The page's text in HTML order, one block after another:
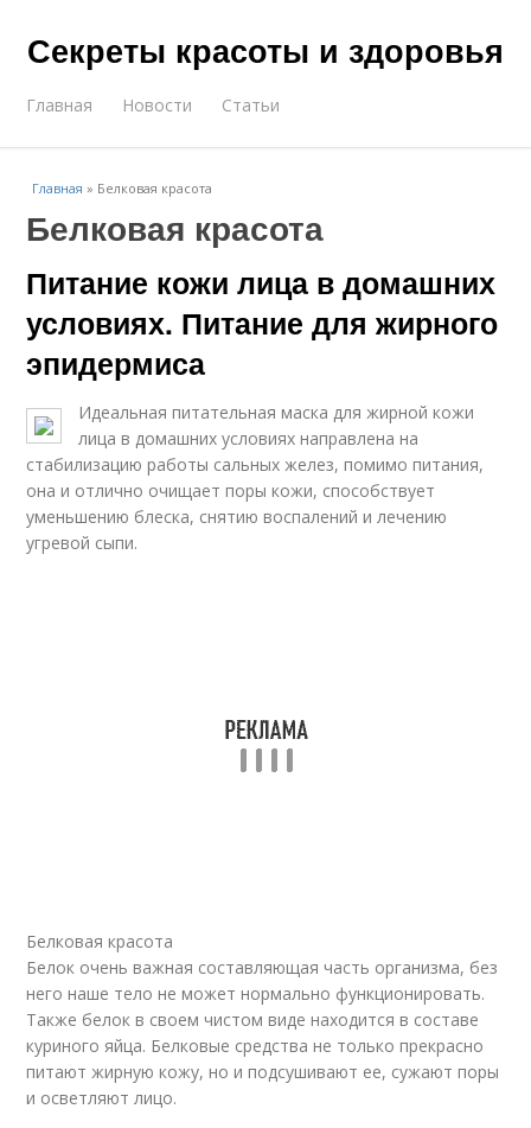
Секреты красоты и здоровья
Главная Новости Статьи
Главная » Белковая красота
Белковая красота
Питание кожи лица в домашних
условиях. Питание для жирного
эпидермиса
Идеальная питательная маска для жирной кожи
лица в домашних условиях направлена на
стабилизацию работы сальных желез, помимо питания,
она и отлично очищает поры кожи, способствует
уменьшению блеска, снятию воспалений и лечению
угревой сыпи.
Белковая красота
Белок очень важная составляющая часть организма, без
него наше тело не может нормально функционировать.
Также белок в своем чистом виде находится в составе
куриного яйца. Белковые средства не только прекрасно
питают жирную кожу, но и подсушивают ее, сужают поры
и осветляют лицо.